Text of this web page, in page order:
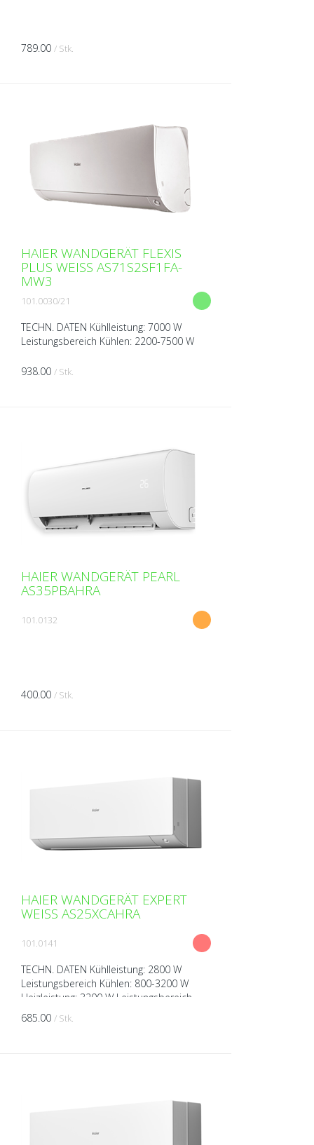
789.00 / Stk.
HAIER WANDGERÄT FLEXIS
PLUS WEISS AS71S2SF1FA-
MW3
101.0030/21
TECHN. DATEN Kühlleistung: 7000 W
Leistungsbereich Kühlen: 2200-7500 W
Heizen: 2400-8500 W Spannung: 230V
938.00 / Stk.
HAIER WANDGERÄT PEARL
AS35PBAHRA
101.0132
400.00 / Stk.
HAIER WANDGERÄT EXPERT
WEISS AS25XCAHRA
101.0141
TECHN. DATEN Kühlleistung: 2800 W
Leistungsbereich Kühlen: 800-3200 W
Heizleistung: 3200 W Leistungsbereich
Heizen: 800-4200 W Spannung: 230V über
Aussengerät Breite: 895...
685.00 / Stk.